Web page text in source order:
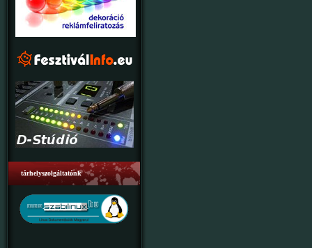
tárhelyszolgáltatónk